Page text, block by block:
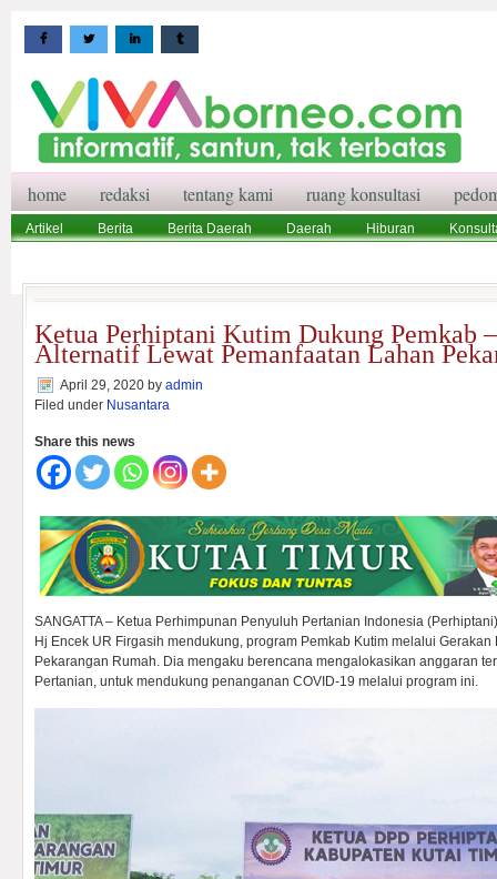
home redaksi tentang kami ruang konsultasi
Artikel Berita Berita Daerah Daerah Hiburan
Ketua Perhiptani Kutim Dukung Pemkab
Alternatif Lewat Pemanfaatan Lahan
April 29, 2020 by admin
Filed under Nusantara
Share this news
SANGATTA – Ketua Perhimpunan Penyuluh Pertanian Indonesia
Hj Encek UR Firgasih mendukung, program Pemkab Kutim melalui
Pekarangan Rumah. Dia mengaku berencana mengalokasikan anggaran
Pertanian, untuk mendukung penanganan COVID-19 melalui program ini.